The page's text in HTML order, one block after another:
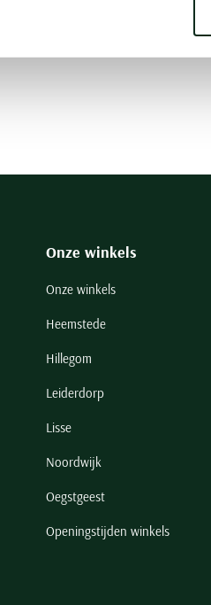
Onze winkels
Onze winkels
Heemstede
Hillegom
Leiderdorp
Lisse
Noordwijk
Oegstgeest
Openingstijden winkels